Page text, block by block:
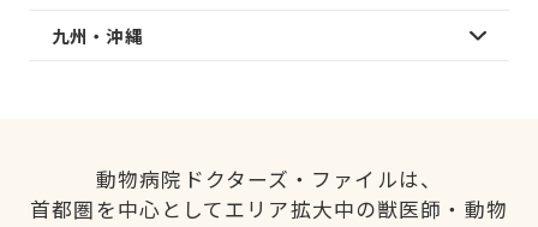
九州・沖縄
動物病院ドクターズ・ファイルは、
首都圏を中心としてエリア拡大中の獣医師・動物